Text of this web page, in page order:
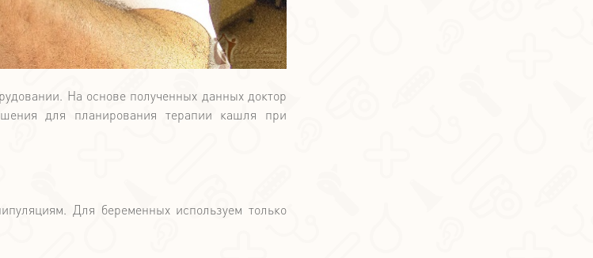
На основе полученных данных доктор
для планирования терапии кашля при
Для беременных используем только